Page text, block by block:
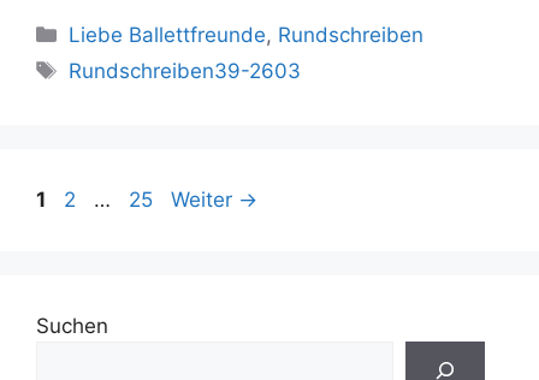
Kategorien
Liebe Ballettfreunde, Rundschreiben
Schlagwörter
Rundschreiben39-2603
Seite
1 Seite
2 … Seite
25 Weiter →
Suchen